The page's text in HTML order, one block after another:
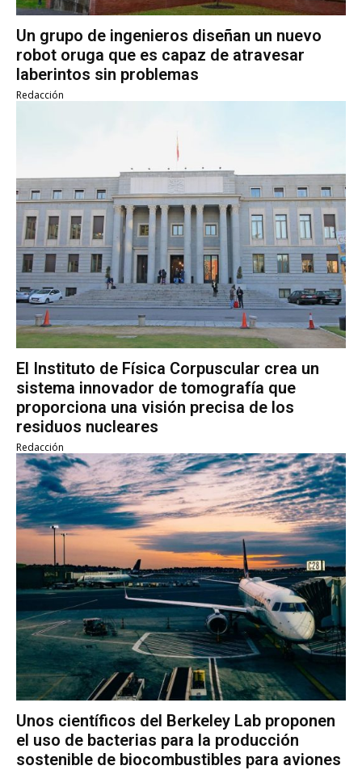
Un grupo de ingenieros diseñan un nuevo
robot oruga que es capaz de atravesar
laberintos sin problemas
Redacción
El Instituto de Física Corpuscular crea un
sistema innovador de tomografía que
proporciona una visión precisa de los
residuos nucleares
Redacción
Unos científicos del Berkeley Lab proponen
el uso de bacterias para la producción
sostenible de biocombustibles para aviones